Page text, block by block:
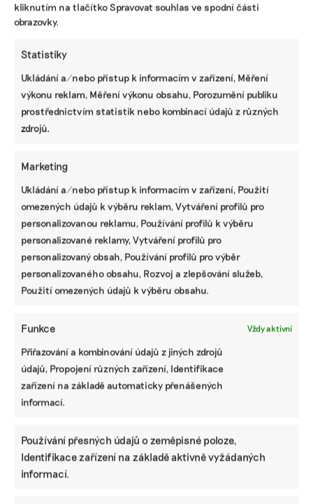
kliknutím na tlačítko Spravovat souhlas ve spodní části
obrazovky.
Statistiky
Ukládání a/nebo přístup k informacím v zařízení, Měření
výkonu reklam, Měření výkonu obsahu, Porozumění publiku
prostřednictvím statistik nebo kombinací údajů z různých
zdrojů.
Marketing
Ukládání a/nebo přístup k informacím v zařízení, Použití
omezených údajů k výběru reklam, Vytváření profilů pro
personalizovanou reklamu, Používání profilů k výběru
personalizované reklamy, Vytváření profilů pro
personalizovaný obsah, Používání profilů pro výběr
personalizovaného obsahu, Rozvoj a zlepšování služeb,
Použití omezených údajů k výběru obsahu.
Funkce Vždy aktivní
Přiřazování a kombinování údajů z jiných zdrojů
údajů, Propojení různých zařízení, Identifikace
zařízení na základě automaticky přenášených
informací.
Používání přesných údajů o zeměpisné poloze,
Identifikace zařízení na základě aktivně vyžádaných
informací.
Návrh pěti nejdůležitějších změn
Taxonomie EU. Méně byrokracie, duplicit i
nefinanční reporting podle standardů ESRS
Jak už dnes pracovat s ESRS 2.0 a pro koho
budou upravené standardy platit
od menšího množství dat po jasnější
Které firmy mají nově povinnost
zveřejňovat informace o udržitelnosti podle
Jak vybrat správný ESG nástroj: srovnání
programů, které pomohou s vytvořením